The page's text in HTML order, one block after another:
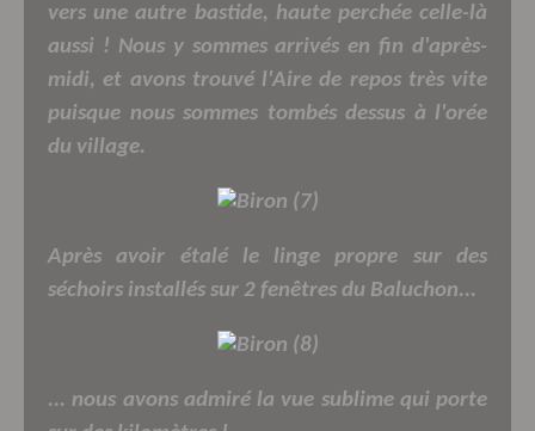
vers une autre bastide, haute perchée celle-là
aussi ! Nous y sommes arrivés en fin d'après-
midi, et avons trouvé l'Aire de repos très vite
puisque nous sommes tombés dessus à l'orée
du village.
Après avoir étalé le linge propre sur des
séchoirs installés sur 2 fenêtres du Baluchon...
... nous avons admiré la vue sublime qui porte